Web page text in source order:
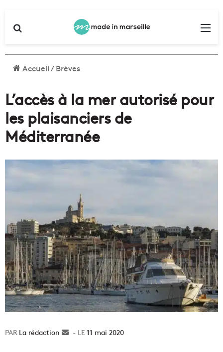
Accueil/Brèves
L’accès à la mer autorisé pour
les plaisanciers de
Méditerranée
La rédaction
Envoyer11 mai 2020